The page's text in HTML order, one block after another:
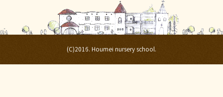
(C)2016. Houmei nursery school.